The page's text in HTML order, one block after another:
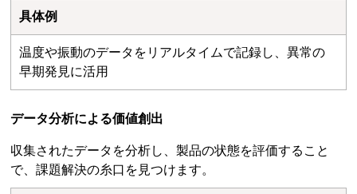
具体例
温度や振動のデータをリアルタイムで記録し、異常の
早期発見に活用
データ分析による価値創出
収集されたデータを分析し、製品の状態を評価すること
で、課題解決の糸口を見つけます。